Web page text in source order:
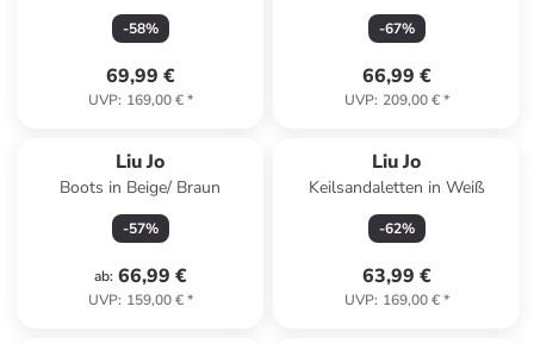
-58%
69,99 €
UVP: 169,00 €*
-67%
66,99 €
UVP: 209,00 €*
Liu Jo
Boots in Beige/ Braun
-57%
ab: 66,99 €
UVP: 159,00 €*
Liu Jo
Keilsandaletten in Weiß
-62%
63,99 €
UVP: 169,00 €*